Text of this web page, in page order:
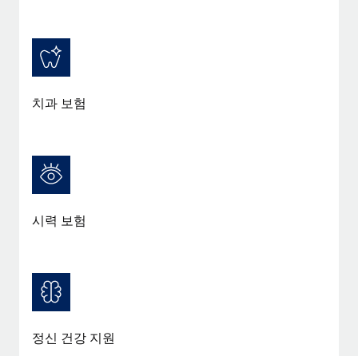
Remote 제품 관련 소식: Gusto 및 Xero와의 통합과
Remote Contractor Management Plus
장 적합 사람을 찾아 채용 및 관리하고 급여를 지급하도록 돕는 것
자세히 알아보기
채용을 확장한 방법
에게는 흥미롭고 전문적인 비디오 제작이 어느 때보다 중요해졌습
니다. 그러나 대부분의 회사들은 그렇게 높은 품질의...
치과 보험
시력 보험
정신 건강 지원